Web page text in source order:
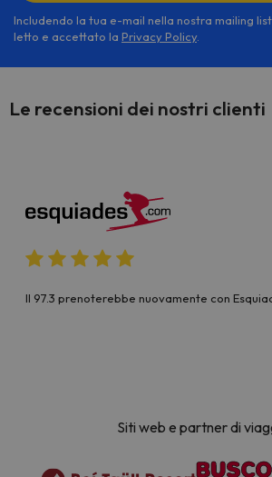
Includendo la tua e-mail nella nostra mailing
letto e accettato la Privacy Policy.
Le recensioni dei nostri clienti
Il 97.3 prenoterebbe nuovamente con
Siti web e partner di